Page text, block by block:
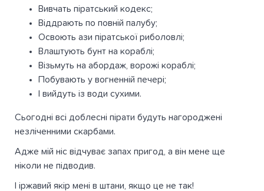
Вивчать піратський кодекс;
Віддрають по повній палубу;
Освоють ази піратської риболовлі;
Влаштують бунт на кораблі;
Візьмуть на абордаж, ворожі кораблі;
Побувають у вогненній печері;
І вийдуть із води сухими.
Сьогодні всі доблесні пірати будуть нагороджені
незліченними скарбами.
Адже мій ніс відчуває запах пригод, а він мене ще
ніколи не підводив.
І іржавий якір мені в штани, якщо це не так!